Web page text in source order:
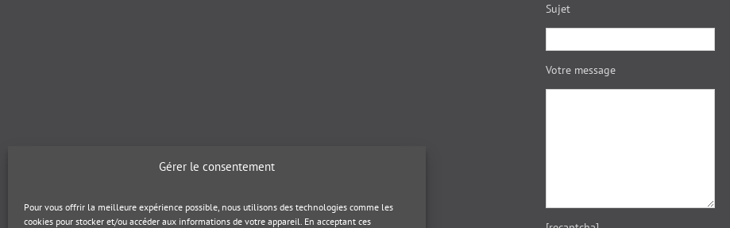
Gérer le consentement
Pour vous offrir la meilleure expérience possible, nous utilisons des technologies comme les
cookies pour stocker et/ou accéder aux informations de votre appareil. En acceptant ces
Sujet
Votre message